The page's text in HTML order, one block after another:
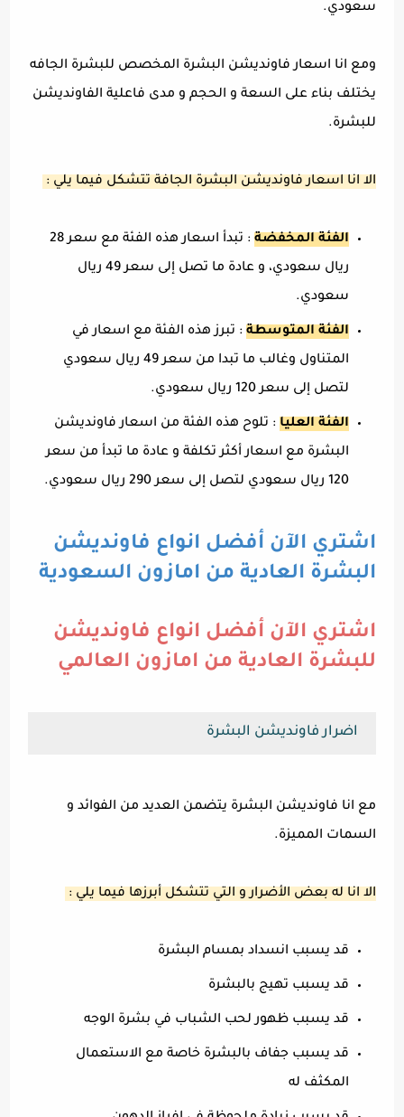
سعودي.
ومع انا اسعار فاونديشن البشرة المخصص للبشرة الجافه
يختلف بناء على السعة و الحجم و مدى فاعلية الفاونديشن
للبشرة.
الا انا اسعار فاونديشن البشرة الجافة تتشكل فيما يلي :
الفئة المخفضة
: تبدأ اسعار هذه الفئة مع سعر 28
ريال سعودي، و عادة ما تصل إلى سعر 49 ريال
سعودي.
الفئة المتوسطة : تبرز هذه الفئة مع اسعار في
المتناول وغالب ما تبدا من سعر 49 ريال سعودي
لتصل إلى سعر 120 ريال سعودي.
الفئة العليا : تلوح هذه الفئة من اسعار فاونديشن
البشرة مع اسعار أكثر تكلفة و عادة ما تبدأ من سعر
120 ريال سعودي لتصل إلى سعر 290 ريال سعودي.
اشتري الآن أفضل انواع فاونديشن
البشرة العادية من امازون السعودية
اشتري الآن أفضل انواع فاونديشن
للبشرة العادية من امازون العالمي
اضرار فاونديشن البشرة
مع انا فاونديشن البشرة يتضمن العديد من الفوائد و
السمات المميزة.
الا انا له بعض الأضرار و التي تتشكل أبرزها فيما يلي :
قد يسبب انسداد بمسام البشرة
قد يسبب تهيج بالبشرة
قد يسبب ظهور لحب الشباب في بشرة الوجه
قد يسبب جفاف بالبشرة خاصة مع الاستعمال
المكثف له